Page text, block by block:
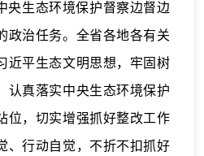
生态环境保护督察边督边
政治任务。全省各地各有关
近平生态文明思想，牢固树
认真落实中央生态环境保护
位，切实增强抓好整改工作
、行动自觉，不折不扣抓好